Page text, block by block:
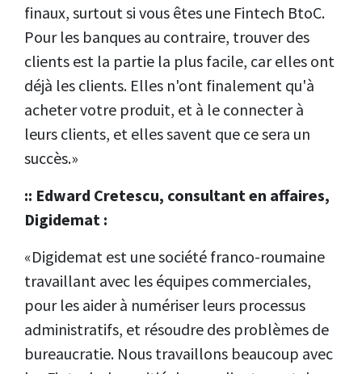
finaux, surtout si vous êtes une Fintech BtoC.
Pour les banques au contraire, trouver des
clients est la partie la plus facile, car elles ont
déjà les clients. Elles n'ont finalement qu'à
acheter votre produit, et à le connecter à
leurs clients, et elles savent que ce sera un
succès.»
:: Edward Cretescu, consultant en affaires,
Digidemat :
«Digidemat est une société franco-roumaine
travaillant avec les équipes commerciales,
pour les aider à numériser leurs processus
administratifs, et résoudre des problèmes de
bureaucratie. Nous travaillons beaucoup avec